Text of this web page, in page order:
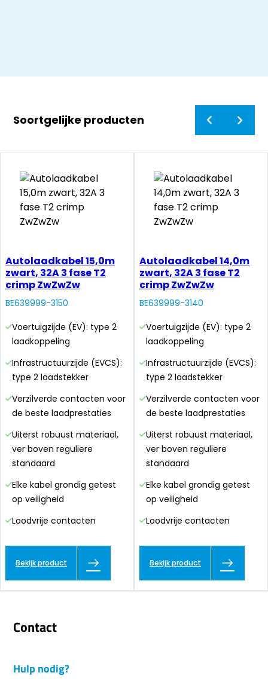
Soortgelijke producten
Autolaadkabel 15,0m
zwart, 32A 3 fase T2
crimp ZwZwZw
BE639999-3150
Voertuigzijde (EV): type 2
laadkoppeling
Infrastructuurzijde (EVCS):
type 2 laadstekker
Verzilverde contacten voor
de beste laadprestaties
Uiterst robuust materiaal,
ver boven reguliere
standaard
Elke kabel grondig getest
op veiligheid
Loodvrije contacten
Bekijk product
Autolaadkabel 14,0m
zwart, 32A 3 fase T2
crimp ZwZwZw
BE639999-3140
Voertuigzijde (EV): type 2
laadkoppeling
Infrastructuurzijde (EVCS):
type 2 laadstekker
Verzilverde contacten voor
de beste laadprestaties
Uiterst robuust materiaal,
ver boven reguliere
standaard
Elke kabel grondig getest
op veiligheid
Loodvrije contacten
Bekijk product
Contact
Hulp nodig?